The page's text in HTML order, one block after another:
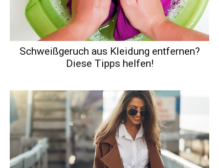
Schweißgeruch aus Kleidung entfernen?
Diese Tipps helfen!